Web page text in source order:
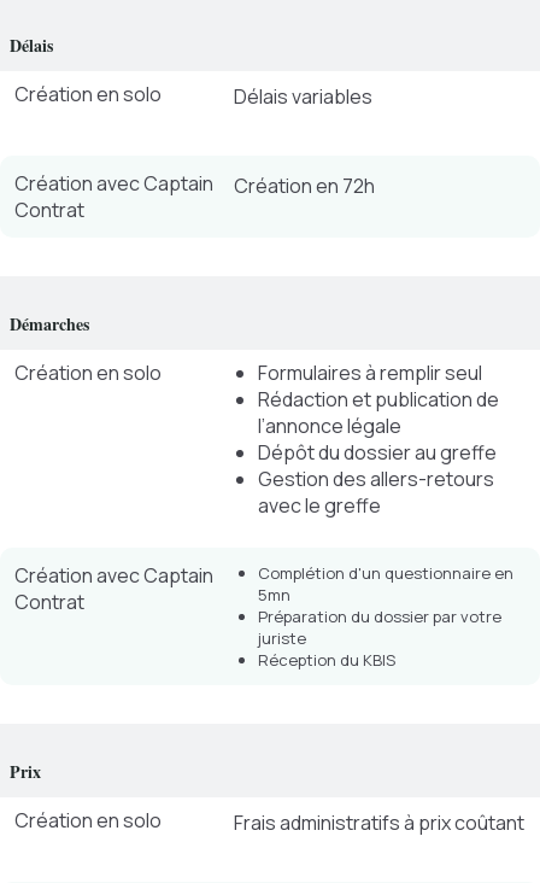
Délais
Création en solo Délais variables
Création avec Captain
Contrat
Création en 72h
Démarches
Création en solo
Formulaires à remplir seul
Rédaction et publication de
l’annonce légale
Dépôt du dossier au greffe
Gestion des allers-retours
avec le greffe
Création avec Captain
Contrat
Complétion d'un questionnaire en
5mn
Préparation du dossier par votre
juriste
Réception du KBIS
Prix
Création en solo Frais administratifs à prix coûtant